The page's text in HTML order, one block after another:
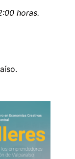
horas.